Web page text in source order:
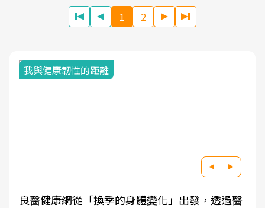
1 2
我與健康韌性的距離
良醫健康網從「換季的身體變化」出發，透過醫